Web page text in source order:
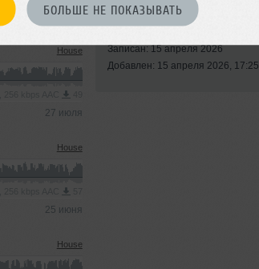
БОЛЬШЕ НЕ ПОКАЗЫВАТЬ
House
27 июля
House
25 июня
House
Стили: House ,Indie
Electronic,Melodic House
Записан: 15 апреля 2026
Добавлен: 15 апреля 2026, 17:25